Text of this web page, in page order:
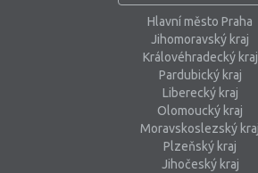
Hlavní město Praha
Jihomoravský kraj
Královéhradecký kraj
Pardubický kraj
Liberecký kraj
Olomoucký kraj
Moravskoslezský kraj
Plzeňský kraj
Jihočeský kraj